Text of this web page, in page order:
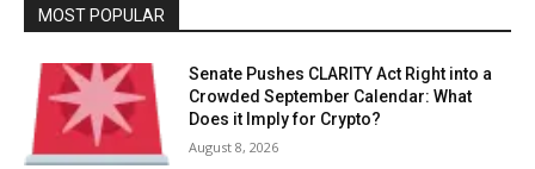
MOST POPULAR
Senate Pushes CLARITY Act Right into a
Crowded September Calendar: What
Does it Imply for Crypto?
August 8, 2026